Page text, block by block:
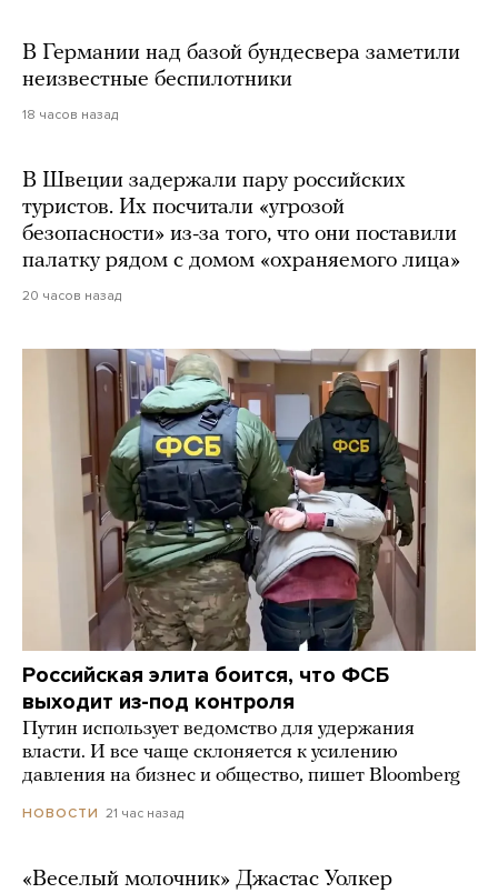
В Германии над базой бундесвера заметили
неизвестные беспилотники
18 часов назад
В Швеции задержали пару российских
туристов. Их посчитали «угрозой
безопасности» из-за того, что они поставили
палатку рядом с домом «охраняемого лица»
20 часов назад
Российская элита боится, что ФСБ
выходит из-под контроля
Путин использует ведомство для удержания
власти. И все чаще склоняется к усилению
давления на бизнес и общество, пишет Bloomberg
НОВОСТИ 21 час назад
«Веселый молочник» Джастас Уолкер